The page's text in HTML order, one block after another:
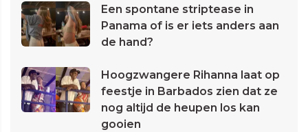
Een spontane striptease in
Panama of is er iets anders aan
de hand?
Hoogzwangere Rihanna laat op
feestje in Barbados zien dat ze
nog altijd de heupen los kan
gooien